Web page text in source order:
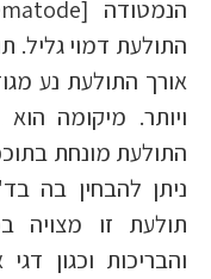
התולעת דמוי גליל.
ויותר. מיקומה
התולעת מונחת
ניתן להבחין בה
תולעת זו מצויה
והבריכות וכגון